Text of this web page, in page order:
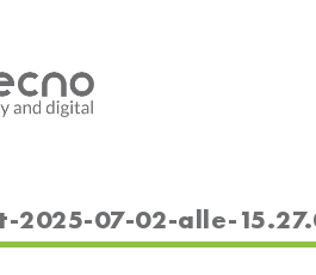
2025-07-02-alle-